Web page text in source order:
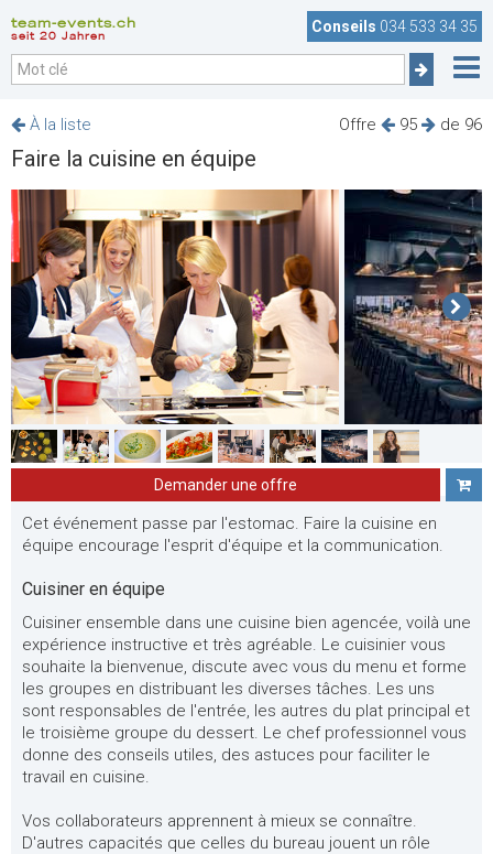
team-events.ch
seit 20 Jahren
Conseils 034 533 34 35
Offre 95 de 96
À la liste
Faire la cuisine en équipe
Demander une offre
Cet événement passe par l'estomac. Faire la cuisine en
équipe encourage l'esprit d'équipe et la communication.
Cuisiner en équipe
Cuisiner ensemble dans une cuisine bien agencée, voilà une
expérience instructive et très agréable. Le cuisinier vous
souhaite la bienvenue, discute avec vous du menu et forme
les groupes en distribuant les diverses tâches. Les uns
sont responsables de l'entrée, les autres du plat principal et
le troisième groupe du dessert. Le chef professionnel vous
donne des conseils utiles, des astuces pour faciliter le
travail en cuisine.
Vos collaborateurs apprennent à mieux se connaître.
D'autres capacités que celles du bureau jouent un rôle